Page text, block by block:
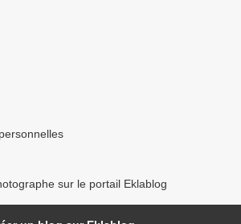
sur le portail Eklablog